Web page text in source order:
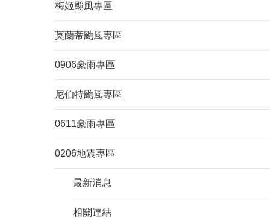
梅姬颱風專區
莫蘭蒂颱風專區
0906豪雨專區
尼伯特颱風專區
0611豪雨專區
0206地震專區
最新消息
相關連結